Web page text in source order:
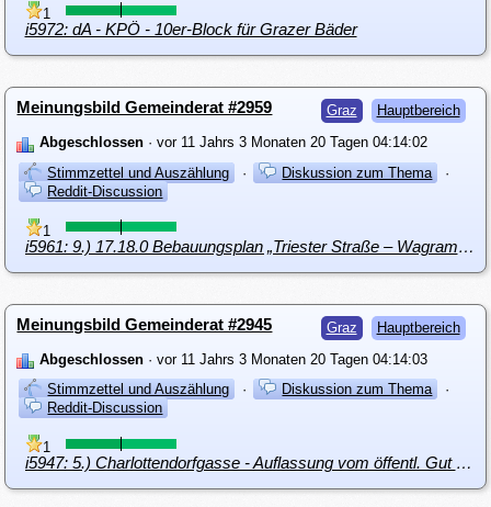
1
i5972: dA - KPÖ - 10er-Block für Grazer Bäder
Graz Hauptbereich
Meinungsbild Gemeinderat #2959
Abgeschlossen · vor 11 Jahrs 3 Monaten 20 Tagen 04:14:02
Stimmzettel und Auszählung
· Diskussion zum Thema
·
Reddit-Discussion
1
i5961: 9.) 17.18.0 Bebauungsplan „Triester Straße – Wagramer Weg“
Graz Hauptbereich
Meinungsbild Gemeinderat #2945
Abgeschlossen · vor 11 Jahrs 3 Monaten 20 Tagen 04:14:03
Stimmzettel und Auszählung
· Diskussion zum Thema
·
Reddit-Discussion
1
i5947: 5.) Charlottendorfgasse - Auflassung vom öffentl. Gut und bescheidmäßige Rückübereignung